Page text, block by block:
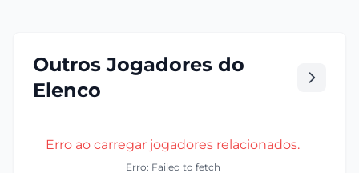
Outros Jogadores do
Elenco
Erro ao carregar jogadores relacionados.
Erro: Failed to fetch